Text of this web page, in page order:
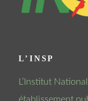
L’INSP
L’Institut